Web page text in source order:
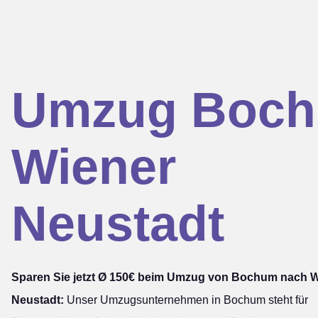
Umzug
Wiener
Neustadt
Sparen Sie jetzt Ø 150€ beim Umzug von Bochum nach
Neustadt: Unser Umzugsunternehmen in Bochum steht für